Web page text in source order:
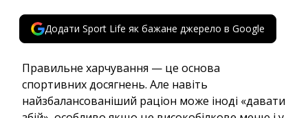
Додати Sport Life як бажане джерело в Google
Правильне харчування — це основа
спортивних досягнень. Але навіть
найзбалансованіший раціон може іноді «давати